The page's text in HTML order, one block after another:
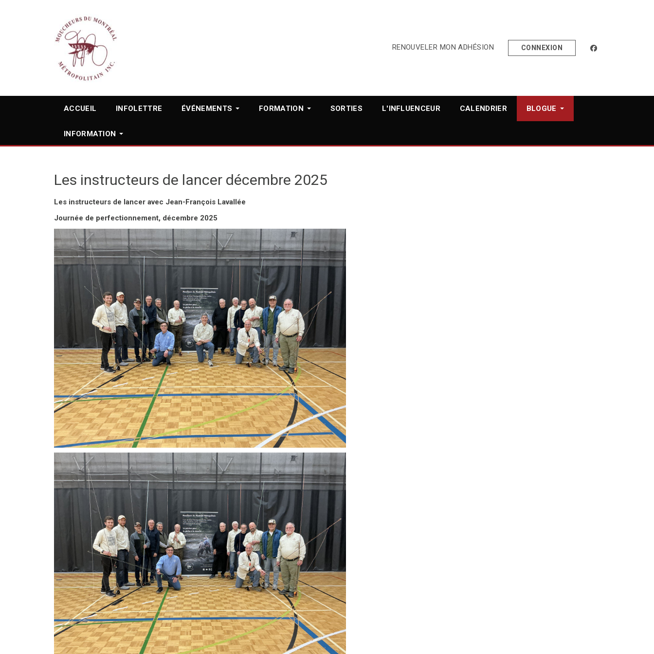
RENOUVELER MON ADHÉSION CONNEXION facebook
ACCUEIL INFOLETTRE ÉVÉNEMENTS FORMATION SORTIES L'INFLUENCEUR CALENDRIER BLOGUE
INFORMATION
Les instructeurs de lancer décembre 2025
Les instructeurs de lancer avec Jean-François Lavallée
Journée de perfectionnement, décembre 2025